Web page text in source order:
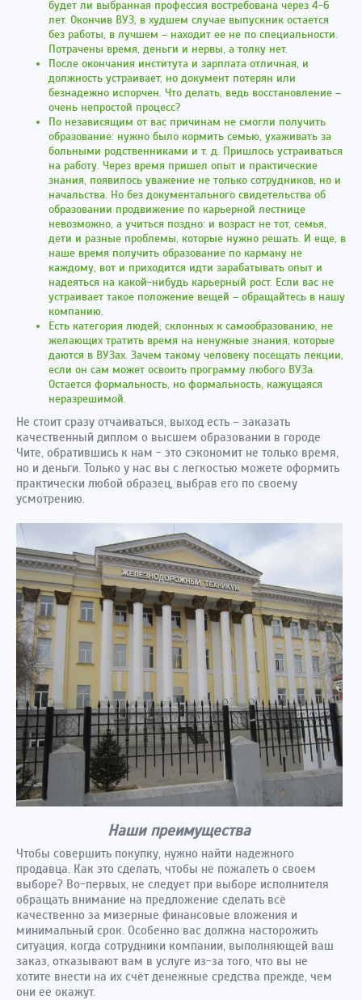
будет ли выбранная профессия востребована через 4-6
лет. Окончив ВУЗ, в худшем случае выпускник остается
без работы, в лучшем – находит ее не по специальности.
Потрачены время, деньги и нервы, а толку нет.
После окончания института и зарплата отличная, и
должность устраивает, но документ потерян или
безнадежно испорчен. Что делать, ведь восстановление –
очень непростой процесс?
По независящим от вас причинам не смогли получить
образование: нужно было кормить семью, ухаживать за
больными родственниками и т. д. Пришлось устраиваться
на работу. Через время пришел опыт и практические
знания, появилось уважение не только сотрудников, но и
начальства. Но без документального свидетельства об
образовании продвижение по карьерной лестнице
невозможно, а учиться поздно: и возраст не тот, семья,
дети и разные проблемы, которые нужно решать. И еще, в
наше время получить образование по карману не
каждому, вот и приходится идти зарабатывать опыт и
надеяться на какой-нибудь карьерный рост. Если вас не
устраивает такое положение вещей – обращайтесь в нашу
компанию.
Есть категория людей, склонных к самообразованию, не
желающих тратить время на ненужные знания, которые
даются в ВУЗах. Зачем такому человеку посещать лекции,
если он сам может освоить программу любого ВУЗа.
Остается формальность, но формальность, кажущаяся
неразрешимой.
Не стоит сразу отчаиваться, выход есть – заказать
качественный диплом о высшем образовании в городе
Чите, обратившись к нам - это сэкономит не только время,
но и деньги. Только у нас вы с легкостью можете оформить
практически любой образец, выбрав его по своему
усмотрению.
Наши преимущества
Чтобы совершить покупку, нужно найти надежного
продавца. Как это сделать, чтобы не пожалеть о своем
выборе? Во-первых, не следует при выборе исполнителя
обращать внимание на предложение сделать всё
качественно за мизерные финансовые вложения и
минимальный срок. Особенно вас должна насторожить
ситуация, когда сотрудники компании, выполняющей ваш
заказ, отказывают вам в услуге из-за того, что вы не
хотите внести на их счёт денежные средства прежде, чем
они ее окажут.